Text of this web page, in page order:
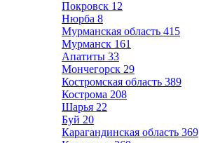
Покровск 12
Нюрба 8
Мурманская область 415
Мурманск 161
Апатиты 33
Мончегорск 29
Костромская область 389
Кострома 208
Шарья 22
Буй 20
Карагандинская область 369